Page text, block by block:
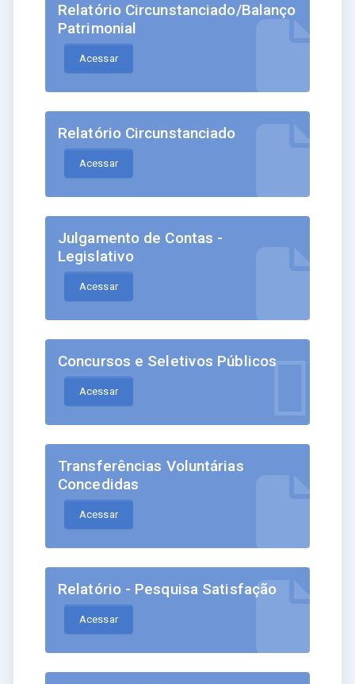
Relatório Circunstanciado/Balanço
Patrimonial
Acessar
Relatório Circunstanciado
Acessar
Julgamento de Contas -
Legislativo
Acessar
Concursos e Seletivos Públicos
Acessar
Transferências Voluntárias
Concedidas
Acessar
Relatório - Pesquisa Satisfação
Acessar